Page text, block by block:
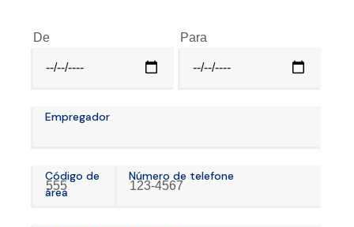
De Para
Empregador
Código de
área
Número de telefone